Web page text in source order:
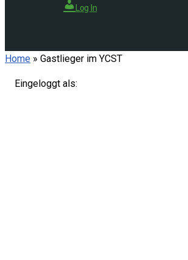
Log In
Home » Gastlieger im YCST
Eingeloggt als: